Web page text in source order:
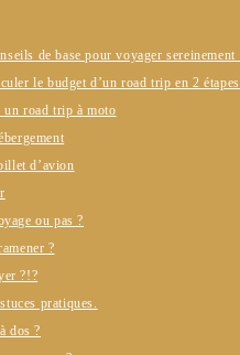
de base pour voyager sereinement
le budget d’un road trip en 2
un road trip à moto
d’avion
ou pas ?
?
?!?
pratiques.
dos ?